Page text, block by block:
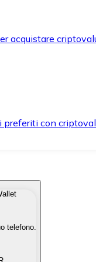
acquistare
preferiti con
in modo
fiat quando ne hai
telefono.